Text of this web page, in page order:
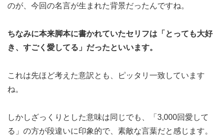
のが、今回の名言が生まれた背景だったんですね。
ちなみに本来脚本に書かれていたセリフは「とっても大好
き、すごく愛してる」だったといいます。
これは先ほど考えた意訳とも、ピッタリ一致しています
ね。
しかしざっくりとした意味は同じでも、「3,000回愛して
る」の方が段違いに印象的で、素敵な言葉だと感じます。